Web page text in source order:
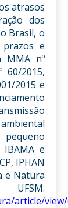
atrasos
dos
Brasil, o
e
MMA nº
60/2015,
2015 e
pequeno
e
IPHAN
e Natura
article/